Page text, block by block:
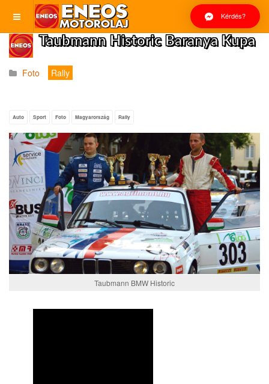
Kérdés?
Taubmann Historic Baranya Kupa
Foto Rally
Auto Sport Foto Magyarország Rally
Taubmann BMW Historic